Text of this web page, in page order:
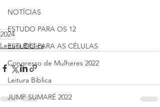
NOTÍCIAS
ESTUDO PARA OS 12
ESTUDO PARA AS CÉLULAS
Congresso de Mulheres 2022
Leitura Bíblica
JUMP SUMARÉ 2022
2024
Leitura Bíblica